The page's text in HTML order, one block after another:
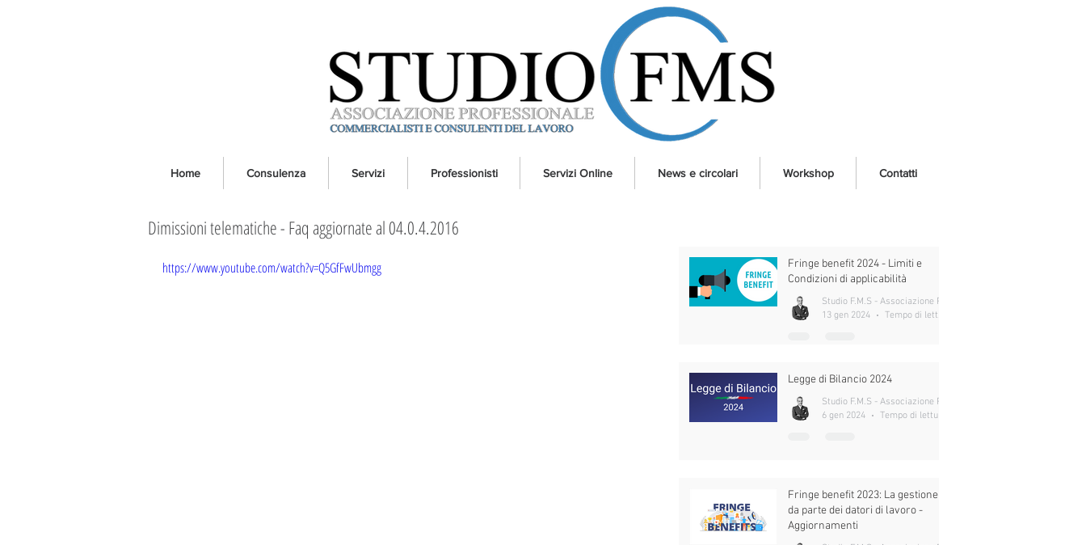
Home Consulenza Servizi Professionisti Servizi Online News e circolari Workshop Contatti
Dimissioni telematiche - Faq aggiornate al 04.0.4.2016
https://www.youtube.com/watch?v=Q5GfFwUbmgg
Fringe benefit 2024 - Limiti e
Condizioni di applicabilità
13 gen 2024
Legge di Bilancio 2024
6 gen 2024
Fringe benefit 2023: La gestione
da parte dei datori di lavoro -
Aggiornamenti